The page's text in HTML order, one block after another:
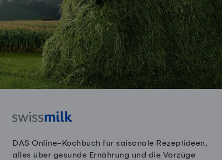
DAS Online-Kochbuch für saisonale Rezeptideen,
alles über gesunde Ernährung und die Vorzüge